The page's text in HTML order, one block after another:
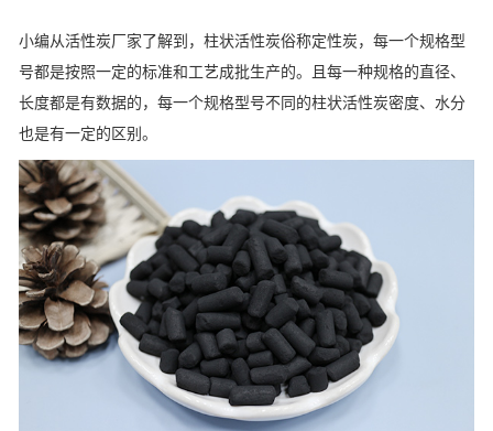
小编从活性炭厂家了解到，柱状活性炭俗称定性炭，每一个规格型
号都是按照一定的标准和工艺成批生产的。且每一种规格的直径、
长度都是有数据的，每一个规格型号不同的柱状活性炭密度、水分
也是有一定的区别。